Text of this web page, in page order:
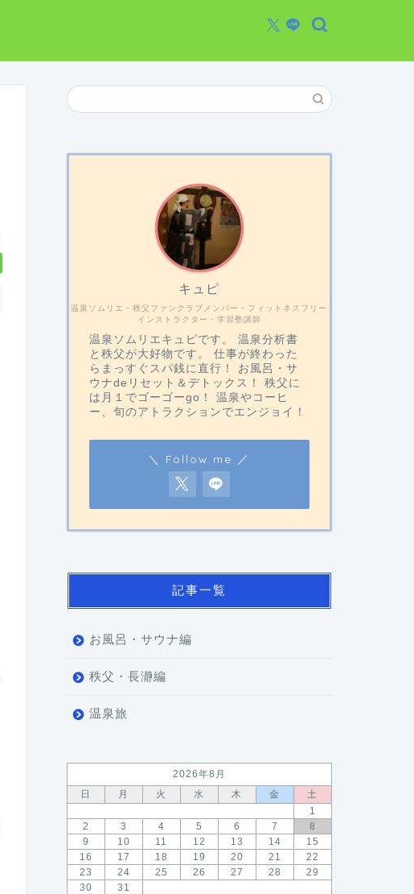
温泉ソムリエ・秩父ファンクラブメンバー・フィットネスフリー
インストラクター・学習塾講師
キュピ
温泉ソムリエキュピです。 温泉分析書
と秩父が大好物です。 仕事が終わった
らまっすぐスパ銭に直行！ お風呂・サ
ウナdeリセット＆デトックス！ 秩父に
は月１でゴーゴーgo！ 温泉やコーヒ
ー、旬のアトラクションでエンジョイ！
＼ Follow me ／
記事一覧
お風呂・サウナ編
秩父・長瀞編
温泉旅
2026年8月
日
月 火 水 木 金
土
1
2
3 4 5 6 7
8
9
10 11 12 13 14
15
16
17 18 19 20 21
22
23
24 25 26 27 28
29
30
31